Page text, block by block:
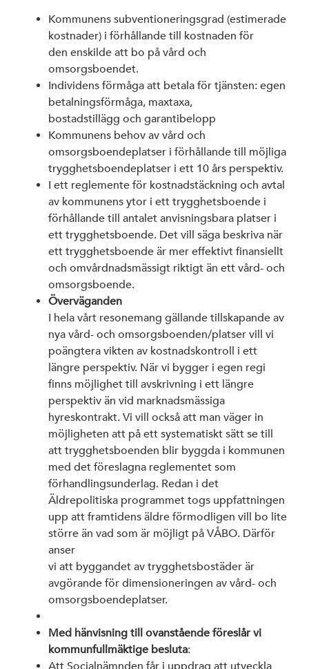
Kommunens subventioneringsgrad (estimerade
kostnader) i förhållande till kostnaden för
den enskilde att bo på vård och
omsorgsboendet.
Individens förmåga att betala för tjänsten: egen
betalningsförmåga, maxtaxa,
bostadstillägg och garantibelopp
Kommunens behov av vård och
omsorgsboendeplatser i förhållande till möjliga
trygghetsboendeplatser i ett 10 års perspektiv.
I ett reglemente för kostnadstäckning och avtal
av kommunens ytor i ett trygghetsboende i
förhållande till antalet anvisningsbara platser i
ett trygghetsboende. Det vill säga beskriva när
ett trygghetsboende är mer effektivt finansiellt
och omvårdnadsmässigt riktigt än ett vård- och
omsorgsboende.
Överväganden
I hela vårt resonemang gällande tillskapande av
nya vård- och omsorgsboenden/platser vill vi
poängtera vikten av kostnadskontroll i ett
längre perspektiv. När vi bygger i egen regi
finns möjlighet till avskrivning i ett längre
perspektiv än vid marknadsmässiga
hyreskontrakt. Vi vill också att man väger in
möjligheten att på ett systematiskt sätt se till
att trygghetsboenden blir byggda i kommunen
med det föreslagna reglementet som
förhandlingsunderlag. Redan i det
Äldrepolitiska programmet togs uppfattningen
upp att framtidens äldre förmodligen vill bo lite
större än vad som är möjligt på VÅBO. Därför
anser
vi att byggandet av trygghetsbostäder är
avgörande för dimensioneringen av vård- och
omsorgsboendeplatser.
Med hänvisning till ovanstående föreslår vi
kommunfullmäktige besluta:
Att Socialnämnden får i uppdrag att utveckla